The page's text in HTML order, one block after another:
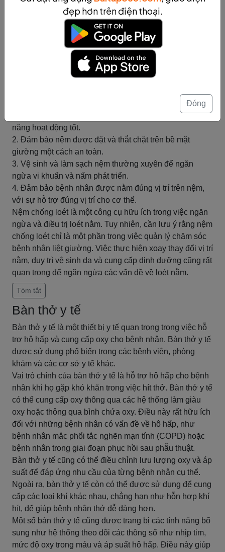
Nệm chống loét có thiết kế đặc biệt để giảm áp lực lên
các vùng da nhạy cảm và giữ cho luồng máu tuần hoàn
tốt. Chúng thường được làm từ các vật liệu mềm mại và
có khả năng phân tán áp lực, như bọt biển hay gel
silicon. Nệm chống loét cũng có các tính năng như hỗ
trợ hình dạng cơ thể, giảm ma sát và hút ẩm để giữ da
1. Kiểm tra và bảo trì nệm đúng cách để đảm bảo tính
năng hoạt động tốt.
2. Đảm bảo nệm được đặt và thắt chặt trên bề mặt
giường một cách an toàn.
3. Vệ sinh và làm sạch nệm thường xuyên để ngăn
ngừa vi khuẩn và nấm phát triển.
4. Đảm bảo bệnh nhân được nằm đúng vị trí trên nệm,
với sự hỗ trợ đúng vị trí cho cơ thể.
Nệm chống loét là một công cụ hữu ích trong việc ngăn
ngừa và điều trị loét nằm. Tuy nhiên, cần lưu ý rằng nệm
chống loét chỉ là một phần trong việc quản lý chăm sóc
bệnh nhân liệt giường. Việc thực hiện xoay thay đổi vị trí
nằm, duy trì vệ sinh da và cung cấp dinh dưỡng cũng rất
quan trọng để ngăn ngừa các vấn đề về loét nằm.
Tóm tắt
Bàn thở y tế
Bàn thở y tế là một thiết bị y tế quan trọng trong việc hỗ
trợ hô hấp và cung cấp oxy cho bệnh nhân. Bàn thở y tế
được sử dụng phổ biến trong các bệnh viện, phòng
khám và các cơ sở y tế khác.
Vai trò chính của bàn thở y tế là hỗ trợ hô hấp cho bệnh
nhân khi họ gặp khó khăn trong việc hít thở. Bàn thở y tế
có thể cung cấp oxy thông qua các hệ thống làm giàu
oxy hoặc thông qua bình chứa oxy. Điều này rất hữu ích
đối với những bệnh nhân có vấn đề về hô hấp, như
bệnh nhân mắc phổi tắc nghẽn mạn tính (COPD) hoặc
bệnh nhân trong giai đoạn phục hồi sau phẫu thuật.
Bàn thở y tế cũng có thể điều chỉnh lưu lượng oxy và áp
suất để đáp ứng nhu cầu của từng bệnh nhân cụ thể.
Ngoài ra, bàn thở y tế còn có thể được sử dụng để cung
cấp các loại khí khác nhau, chẳng hạn như hỗn hợp khí
hít, để giúp bệnh nhân thở dễ dàng hơn.
Một số bàn thở y tế cũng được trang bị các tính năng bổ
sung như hệ thống theo dõi các thông số như nhịp tim,
mức độ oxy trong máu và áp suất hô hấp. Điều này giúp
đẹp hơn trên điện thoại.
Đóng